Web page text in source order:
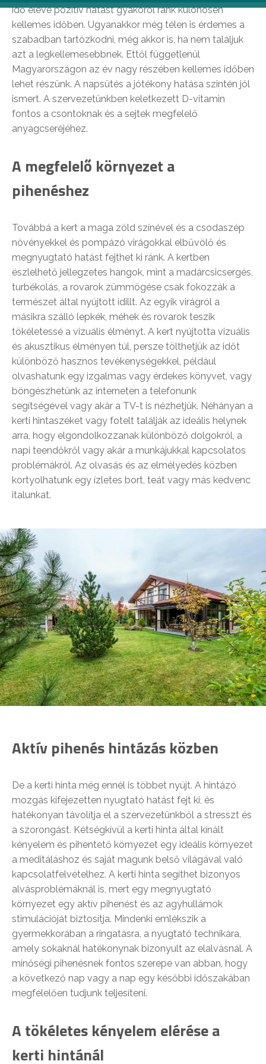
idő eleve pozitív hatást gyakorol ránk különösen
kellemes időben. Ugyanakkor még télen is érdemes a
szabadban tartózkodni, még akkor is, ha nem találjuk
azt a legkellemesebbnek. Ettől függetlenül
Magyarországon az év nagy részében kellemes időben
lehet részünk. A napsütés a jótékony hatása szintén jól
ismert. A szervezetünkben keletkezett D-vitamin
fontos a csontoknak és a sejtek megfelelő
anyagcseréjéhez.
A megfelelő környezet a
pihenéshez
Továbbá a kert a maga zöld színével és a csodaszép
növényekkel és pompázó virágokkal elbűvölő és
megnyugtató hatást fejthet ki ránk. A kertben
észlelhető jellegzetes hangok, mint a madárcsicsergés,
turbékolás, a rovarok zümmögése csak fokozzák a
természet által nyújtott idillt. Az egyik virágról a
másikra szálló lepkék, méhek és rovarok teszik
tökéletessé a vizuális élményt. A kert nyújtotta vizuális
és akusztikus élményen túl, persze tölthetjük az időt
különböző hasznos tevékenységekkel, például
olvashatunk egy izgalmas vagy érdekes könyvet, vagy
böngészhetünk az interneten a telefonunk
segítségével vagy akár a TV-t is nézhetjük. Néhányan a
kerti hintaszéket vagy fotelt találják az ideális helynek
arra, hogy elgondolkozzanak különböző dolgokról, a
napi teendőkről vagy akár a munkájukkal kapcsolatos
problémákról. Az olvasás és az elmélyedés közben
kortyolhatunk egy ízletes bort, teát vagy más kedvenc
italunkat.
Aktív pihenés hintázás közben
De a kerti hinta még ennél is többet nyújt. A hintázó
mozgás kifejezetten nyugtató hatást fejt ki, és
hatékonyan távolítja el a szervezetünkből a stresszt és
a szorongást. Kétségkívül a kerti hinta által kínált
kényelem és pihentető környezet egy ideális környezet
a meditáláshoz és saját magunk belső világával való
kapcsolatfelvételhez. A kerti hinta segíthet bizonyos
alvásproblémáknál is, mert egy megnyugtató
környezet egy aktív pihenést és az agyhullámok
stimulációját biztosítja. Mindenki emlékszik a
gyermekkorában a ringatásra, a nyugtató technikára,
amely sokaknál hatékonynak bizonyult az elalvásnál. A
minőségi pihenésnek fontos szerepe van abban, hogy
a következő nap vagy a nap egy későbbi időszakában
megfelelően tudjunk teljesíteni.
A tökéletes kényelem elérése a
kerti hintánál